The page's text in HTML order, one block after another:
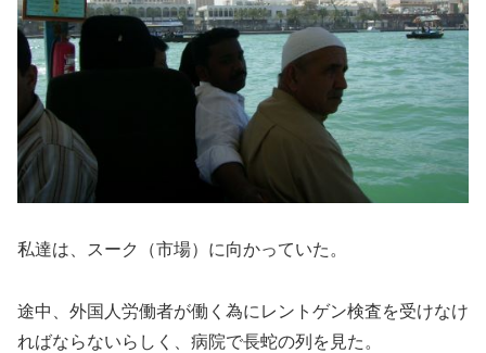
私達は、スーク（市場）に向かっていた。
途中、外国人労働者が働く為にレントゲン検査を受けなけ
ればならないらしく、病院で長蛇の列を見た。